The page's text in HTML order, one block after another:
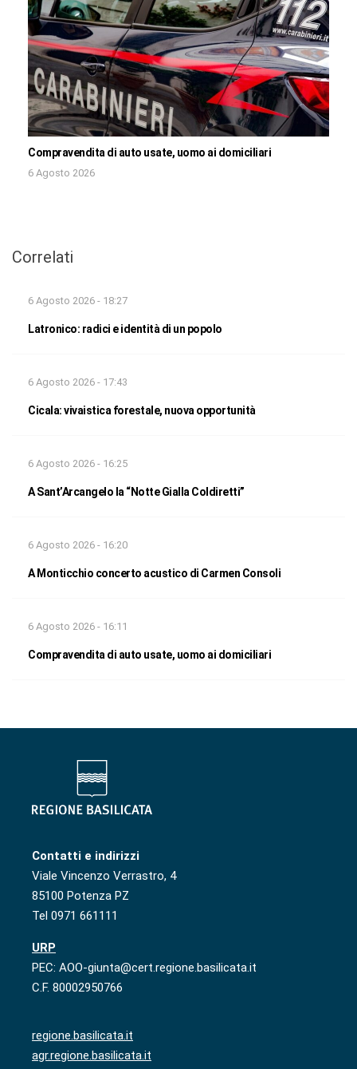
Compravendita di auto usate, uomo ai domiciliari
6 Agosto 2026
Correlati
6 Agosto 2026 - 18:27
Latronico: radici e identità di un popolo
6 Agosto 2026 - 17:43
Cicala: vivaistica forestale, nuova opportunità
6 Agosto 2026 - 16:25
A Sant’Arcangelo la “Notte Gialla Coldiretti”
6 Agosto 2026 - 16:20
A Monticchio concerto acustico di Carmen Consoli
6 Agosto 2026 - 16:11
Compravendita di auto usate, uomo ai domiciliari
Contatti e indirizzi
Viale Vincenzo Verrastro, 4
85100 Potenza PZ
Tel 0971 661111
URP
PEC: AOO-giunta@cert.regione.basilicata.it
C.F. 80002950766
regione.basilicata.it
agr.regione.basilicata.it